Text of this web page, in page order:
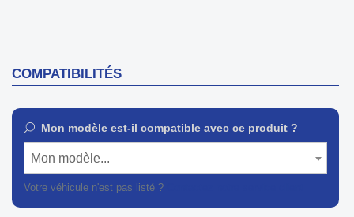
COMPATIBILITÉS
Mon modèle est-il compatible avec ce produit ?
Mon modèle...
Votre véhicule n'est pas listé ?